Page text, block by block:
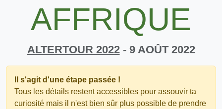
AFFRIQUE
ALTERTOUR 2022- 9 AOÛT 2022
Il s'agit d'une étape passée !
Tous les détails restent accessibles pour assouvir ta
curiosité mais il n'est bien sûr plus possible de prendre